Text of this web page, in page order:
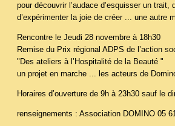
pour découvrir l’audace d’esquisser un
d’expérimenter la joie de créer ... une autre
Rencontre le Jeudi 28 novembre à 18h30
Remise du Prix régional ADPS de l’action
"Des ateliers à l’Hospitalité de la Beauté "
un projet en marche ... les acteurs de
Horaires d’ouverture de 9h à 23h30 sauf le
renseignements : Association DOMINO 05